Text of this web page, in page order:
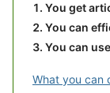
You get
You can
You can
What you can